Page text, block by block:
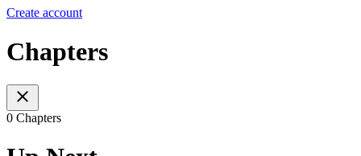
Create account
Chapters
0 Chapters